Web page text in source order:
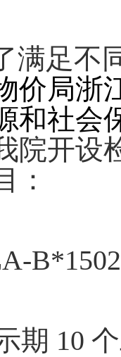
满足不
价局浙
和社会
院开设
：
期 10